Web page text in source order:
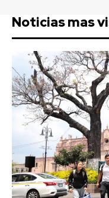
Noticias mas